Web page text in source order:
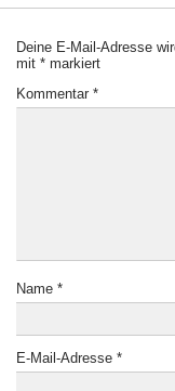
Deine E-Mail-Adresse
mit * markiert
Kommentar *
Name *
E-Mail-Adresse *